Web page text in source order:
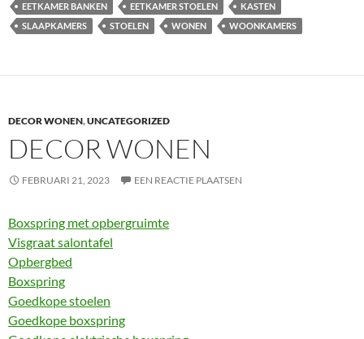
EETKAMER BANKEN
EETKAMER STOELEN
KASTEN
SLAAPKAMERS
STOELEN WONEN WOONKAMERS
DECOR WONEN,UNCATEGORIZED
DECOR WONEN
FEBRUARI 21, 2023 EEN REACTIE PLAATSEN
Boxspring met opbergruimte
Visgraat salontafel
Opbergbed
Boxspring
Goedkope stoelen
Goedkope boxspring